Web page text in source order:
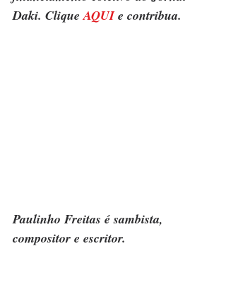
Daki. Clique AQUI e contribua.
Paulinho Freitas é sambista,
compositor e escritor.